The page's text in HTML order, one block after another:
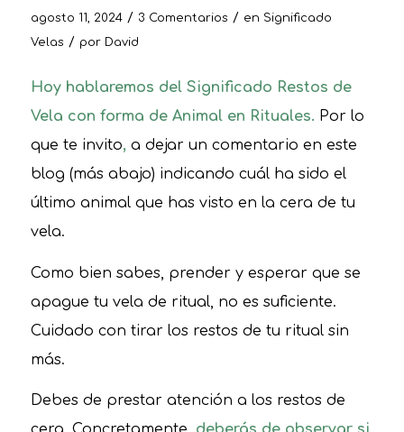
agosto 11, 2024 / 3 Comentarios / en Significado
Velas / por David
Hoy hablaremos del Significado Restos de
Vela con forma de Animal en Rituales. Por lo
que te invito, a dejar un comentario en este
blog (más abajo) indicando cuál ha sido el
último animal que has visto en la cera de tu
vela.
Como bien sabes, prender y esperar que se
apague tu vela de ritual, no es suficiente.
Cuidado con tirar los restos de tu ritual sin
más.
Debes de prestar atención a los restos de